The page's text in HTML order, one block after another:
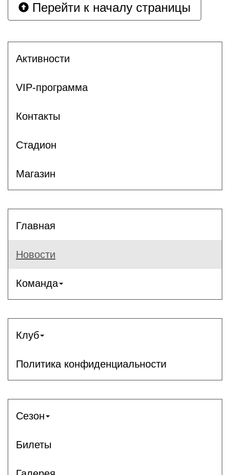
Перейти к началу страницы
Активности
VIP-программа
Контакты
Стадион
Магазин
Главная
Новости
Команда
Клуб
Политика конфиденциальности
Сезон
Билеты